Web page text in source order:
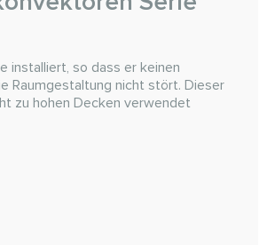
installiert, so dass er keinen
Raumgestaltung nicht stört. Dieser
zu hohen Decken verwendet